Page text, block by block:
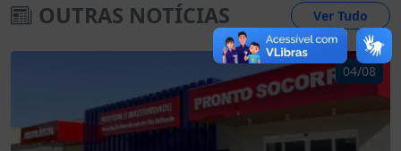
OUTRAS NOTÍCIAS Ver Tudo
04/08